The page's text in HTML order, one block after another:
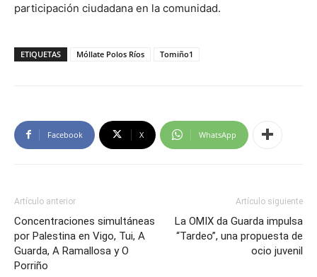
participación ciudadana en la comunidad.
ETIQUETAS Móllate Polos Ríos Tomiño1
Facebook X WhatsApp
Artículo anterior
Concentraciones simultáneas
por Palestina en Vigo, Tui, A
Guarda, A Ramallosa y O
Porriño
Artículo siguiente
La OMIX da Guarda impulsa
“Tardeo”, una propuesta de
ocio juvenil